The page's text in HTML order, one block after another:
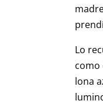
Lo
como
lona